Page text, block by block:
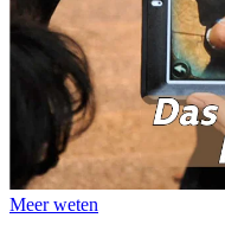
Meer weten